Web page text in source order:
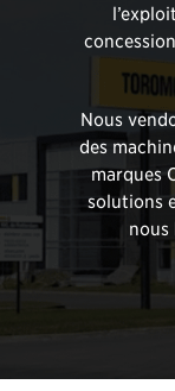
Nous
des
marques
solutions
nous